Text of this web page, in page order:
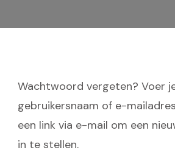
Wachtwoord vergeten? Voer
gebruikersnaam of e-
een link via e-mail om een
in te stellen.